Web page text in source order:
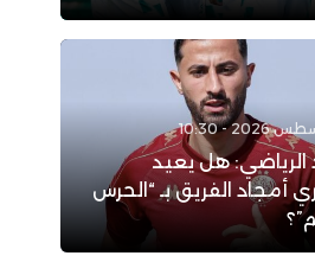
الرياضي: هل يعيد
أمجاد الفريق بـ “الحرس